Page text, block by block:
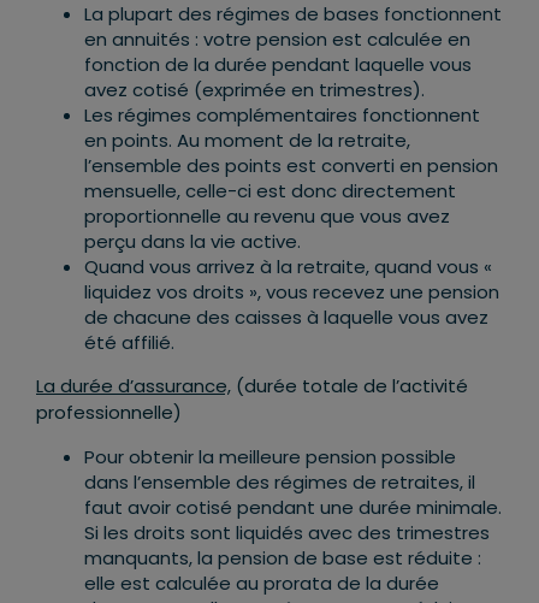
La plupart des régimes de bases fonctionnent
en annuités : votre pension est calculée en
fonction de la durée pendant laquelle vous
avez cotisé (exprimée en trimestres).
Les régimes complémentaires fonctionnent
en points. Au moment de la retraite,
l’ensemble des points est converti en pension
mensuelle, celle-ci est donc directement
proportionnelle au revenu que vous avez
perçu dans la vie active.
Quand vous arrivez à la retraite, quand vous «
liquidez vos droits », vous recevez une pension
de chacune des caisses à laquelle vous avez
été affilié.
La durée d’assurance, (durée totale de l’activité
professionnelle)
Pour obtenir la meilleure pension possible
dans l’ensemble des régimes de retraites, il
faut avoir cotisé pendant une durée minimale.
Si les droits sont liquidés avec des trimestres
manquants, la pension de base est réduite :
elle est calculée au prorata de la durée